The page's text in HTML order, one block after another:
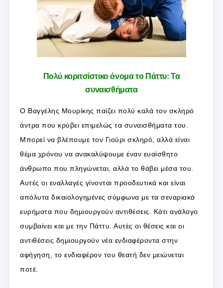
Πολύ κοριτσίστικο όνομα το Πάττυ: Τα
συναισθήματα
Ο Βαγγέλης Μουρίκης παίζει πολύ καλά τον σκληρό
άντρα που κρύβει επιμελώς τα συναισθήματα του.
Μπορεί να βλέπουμε τον Γιούρι σκληρό, αλλά είναι
θέμα χρόνου να ανακαλύψουμε έναν ευαίσθητο
άνθρωπο που πληγώνεται, αλλά το θάβει μέσα του.
Αυτές οι εναλλαγές γίνονται προοδευτικά και είναι
απόλυτα δικαιολογημένες σύμφωνα με τα σεναριακά
ευρήματα που δημιουργούν αντιθέσεις. Κάτι ανάλογο
συμβαίνει και με την Πάττυ. Αυτές οι θέσεις και οι
αντιθέσεις δημιουργούν νέα ενδιαφέροντα στην
αφήγηση, το ενδιαφέρον του θεατή δεν μειώνεται
ποτέ.